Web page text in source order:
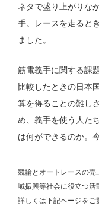
ネタで盛り上がりな
手。レースを走ると
ました。
筋電義手に関する課
比較したときの日本
算を得ることの難し
め、義手を使う人た
は何ができるのか。
競輪とオートレースの売
域振興等社会に役立つ活
詳しくは下記ページをご